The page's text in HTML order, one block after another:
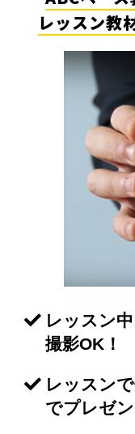
レッスン教
レッスン
撮影OK！
レッスン
でプレゼン